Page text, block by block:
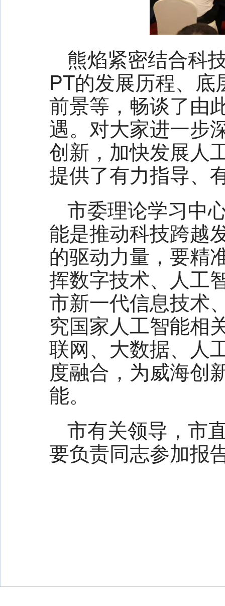
熊焰紧密结合科
PT的发展历程、
前景等，畅谈了由
遇。对大家进一步
创新，加快发展人
提供了有力指导、
市委理论学习中
能是推动科技跨越
的驱动力量，要精
挥数字技术、人工
市新一代信息技术
究国家人工智能相
联网、大数据、人
度融合，为威海创
能。
市有关领导，市
要负责同志参加报